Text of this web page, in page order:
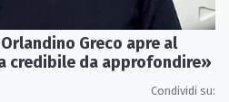
Greco apre al
credibile da approfondire»
Condividi su: